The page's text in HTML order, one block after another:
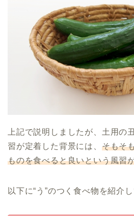
上記で説明しましたが、土用の
習が定着した背景には、 そもそ
ものを食べると良いという風習
以下に“う”のつく食べ物を紹介